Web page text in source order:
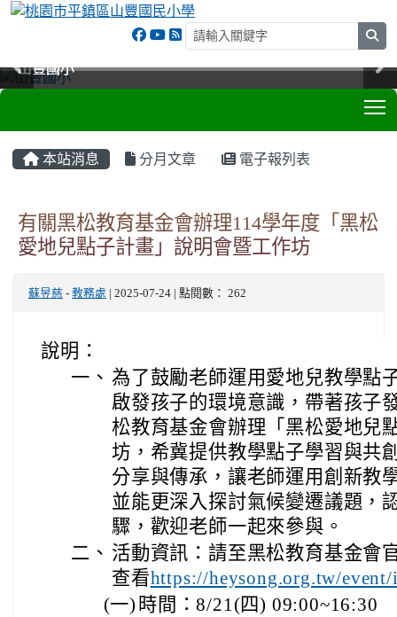
山豐國小
山豐國小
山豐國小
山豐國小
本站消息 分月文章 電子報列表
有關黑松教育基金會辦理114學年度「黑松
愛地兒點子計畫」說明會暨工作坊
蘇昱慈 - 教務處 | 2025-07-24 | 點閱數： 262
說明：
一、 為了鼓勵老師運用愛地兒教學點
啟發孩子的環境意識，帶著孩子
松教育基金會辦理「黑松愛地兒
坊，希冀提供教學點子學習與共
分享與傳承，讓老師運用創新教
並能更深入探討氣候變遷議題，
驟，歡迎老師一起來參與。
二、 活動資訊：請至黑松教育基金會
查看https://heysong.org.tw/
(一) 時間：8/21(四) 09:00~16:30